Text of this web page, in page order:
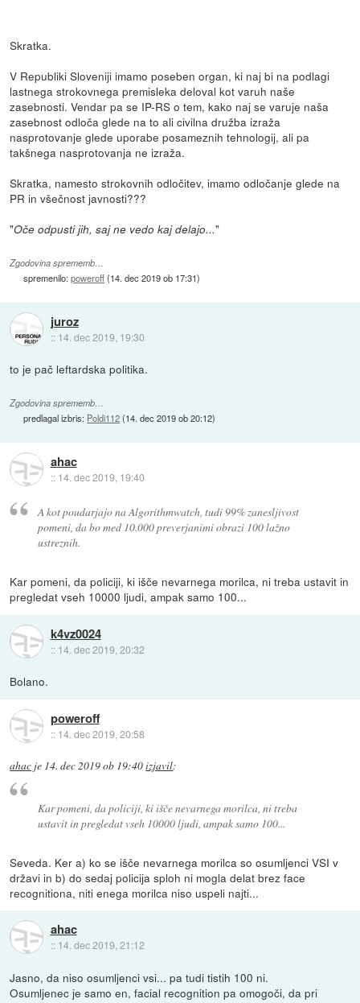
Skratka.
V Republiki Sloveniji imamo poseben organ, ki naj bi na podlagi
lastnega strokovnega premisleka deloval kot varuh naše
zasebnosti. Vendar pa se IP-RS o tem, kako naj se varuje naša
zasebnost odloča glede na to ali civilna družba izraža
nasprotovanje glede uporabe posameznih tehnologij, ali pa
takšnega nasprotovanja ne izraža.
Skratka, namesto strokovnih odločitev, imamo odločanje glede na
PR in všečnost javnosti???
"Oče odpusti jih, saj ne vedo kaj delajo..."
Zgodovina sprememb…
spremenilo:poweroff(14. dec 2019 ob 17:31)
juroz
:: 14. dec 2019, 19:30
to je pač leftardska politika.
Zgodovina sprememb…
predlagal izbris: Poldi112(14. dec 2019 ob 20:12)
ahac
:: 14. dec 2019, 19:40
A kot poudarjajo na Algorithmwatch, tudi 99% zanesljivost
pomeni, da bo med 10.000 preverjanimi obrazi 100 lažno
ustreznih.
Kar pomeni, da policiji, ki išče nevarnega morilca, ni treba ustavit in
pregledat vseh 10000 ljudi, ampak samo 100...
k4vz0024
:: 14. dec 2019, 20:32
Bolano.
poweroff
:: 14. dec 2019, 20:58
ahac je 14. dec 2019 ob 19:40izjavil:
Kar pomeni, da policiji, ki išče nevarnega morilca, ni treba
ustavit in pregledat vseh 10000 ljudi, ampak samo 100...
Seveda. Ker a) ko se išče nevarnega morilca so osumljenci VSI v
državi in b) do sedaj policija sploh ni mogla delat brez face
recognitiona, niti enega morilca niso uspeli najti...
ahac
:: 14. dec 2019, 21:12
Jasno, da niso osumljenci vsi... pa tudi tistih 100 ni.
Osumljenec je samo en, facial recognition pa omogoči, da pri